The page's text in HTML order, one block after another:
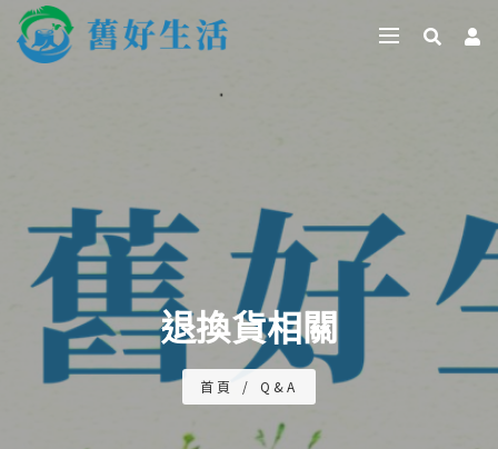
退換貨相關
首頁 / Q&A